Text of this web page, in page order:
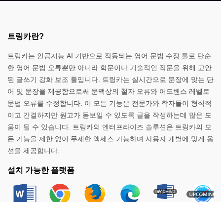
트링카란?
트링카는 인공지능 AI 기반으로 작동되는 영어 문법 수정 툴로 단순
한 영어 문법 오류뿐만 아니라 학문이나 기술적인 작문을 위해 고안
된 글쓰기 강화 보조 툴입니다. 트링카는 실시간으로 문장에 맞는 단
어 및 문장을 제공함으로써 문맥상의 철자 오류와 어드밴스 레벨로
문법 오류를 수정합니다. 이 모든 기능은 전문가와 학자들이 형식적
이고 간결하지만 원고가 돋보일 수 있도록 글을 작성하는데 많은 도
움이 될 수 있습니다. 트링카의 엔터프라이즈 솔루션은 트링카의 모
든 기능을 제한 없이 무제한 액세스 가능하며 사용자 개별에 맞게 옵
션을 제공합니다.
설치 가능한 플랫폼